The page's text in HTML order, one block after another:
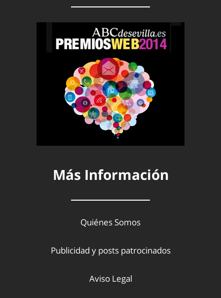
Más Información
Quiénes Somos
Publicidad y posts patrocinados
Aviso Legal